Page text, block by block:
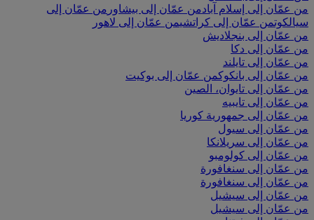
من عمّان إلى إسلام آبادمن عمّان إلى بيشاور من عمّان إلى
سيالكوتمن عمّان إلى كراتشيمن عمّان إلى لاهور
من عمّان إلى بنجلاديش
من عمّان إلى دكا
من عمّان إلى تايلند
من عمّان إلى بانكوكمن عمّان إلى بوكيت
من عمّان إلى تايوان، الصين
من عمّان إلى تايبيه
من عمّان إلى جمهورية كوريا
من عمّان إلى سيول
من عمّان إلى سريلانكا
من عمّان إلى كولومبو
من عمّان إلى سنغافورة
من عمّان إلى سنغافورة
من عمّان إلى سيشيل
من عمّان إلى سيشيل